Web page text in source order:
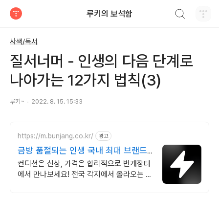
루키의 보석함
사색/독서
질서너머 - 인생의 다음 단계로
나아가는 12가지 법칙(3)
루키~ 2022. 8. 15. 15:33
https://m.bunjang.co.kr/ 광고
금방 품절되는 인생 국내 최대 브랜드
중고거래
컨디션은 신상, 가격은 합리적으로 번개장터
에서 만나보세요! 전국 각지에서 올라오는 전